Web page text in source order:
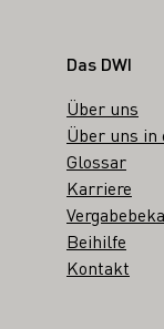
Fußbereich
Das DWI
Über uns
Über uns in
Glossar
Karriere
Beihilfe
Kontakt